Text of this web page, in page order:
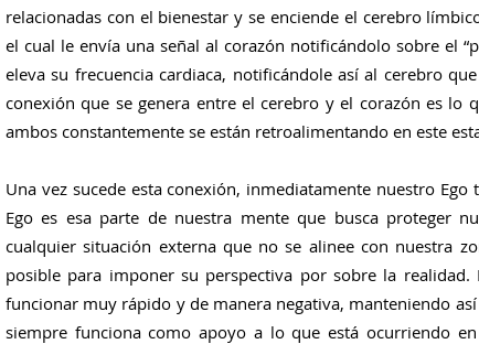
relacionadas con el bienestar y se enciende el cerebro
el cual le envía una señal al corazón notificándolo sobre el
eleva su frecuencia cardiaca, notificándole así al cerebro
conexión que se genera entre el cerebro y el corazón es lo
ambos constantemente se están retroalimentando en este
Una vez sucede esta conexión, inmediatamente nuestro
Ego es esa parte de nuestra mente que busca proteger
cualquier situación externa que no se alinee con nuestra
posible para imponer su perspectiva por sobre la
funcionar muy rápido y de manera negativa, manteniendo
siempre funciona como apoyo a lo que está ocurriendo